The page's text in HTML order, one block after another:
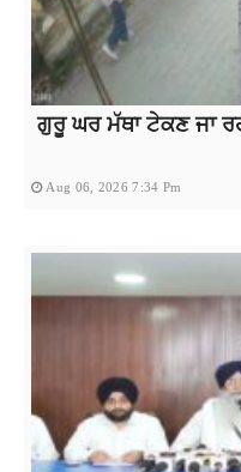
ਗੁਰੂ ਘਰ ਮੱਥਾ ਟੇਕਣ ਜਾ
Aug 06, 2026 7:34 Pm